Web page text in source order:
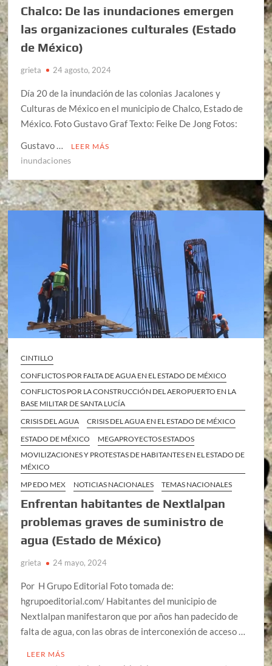
Chalco: De las inundaciones emergen
las organizaciones culturales (Estado
de México)
grieta 24 agosto, 2024
Día 20 de la inundación de las colonias Jacalones y
Culturas de México en el municipio de Chalco, Estado de
México. Foto Gustavo Graf Texto: Feike De Jong Fotos:
Gustavo …
LEER MÁS
inundaciones
CINTILLO
CONFLICTOS POR FALTA DE AGUA EN EL ESTADO DE MÉXICO
CONFLICTOS POR LA CONSTRUCCIÓN DEL AEROPUERTO EN LA
BASE MILITAR DE SANTA LUCÍA
CRISIS DEL AGUA
CRISIS DEL AGUA EN EL ESTADO DE MÉXICO
ESTADO DE MÉXICO
MEGAPROYECTOS ESTADOS
MOVILIZACIONES Y PROTESTAS DE HABITANTES EN EL ESTADO DE
MÉXICO
MP EDO MEX
NOTICIAS NACIONALES TEMAS NACIONALES
Enfrentan habitantes de Nextlalpan
problemas graves de suministro de
agua (Estado de México)
grieta 24 mayo, 2024
Por H Grupo Editorial Foto tomada de:
hgrupoeditorial.com/ Habitantes del municipio de
Nextlalpan manifestaron que por años han padecido de
falta de agua, con las obras de interconexión de acceso …
LEER MÁS